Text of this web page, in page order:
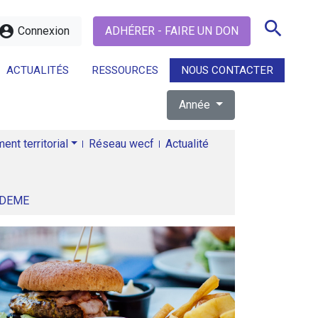
account_circle Connexion ADHÉRER - FAIRE UN DON search
ACTUALITÉS RESSOURCES NOUS CONTACTER
search
Année
territorial Réseau wecf Actualité